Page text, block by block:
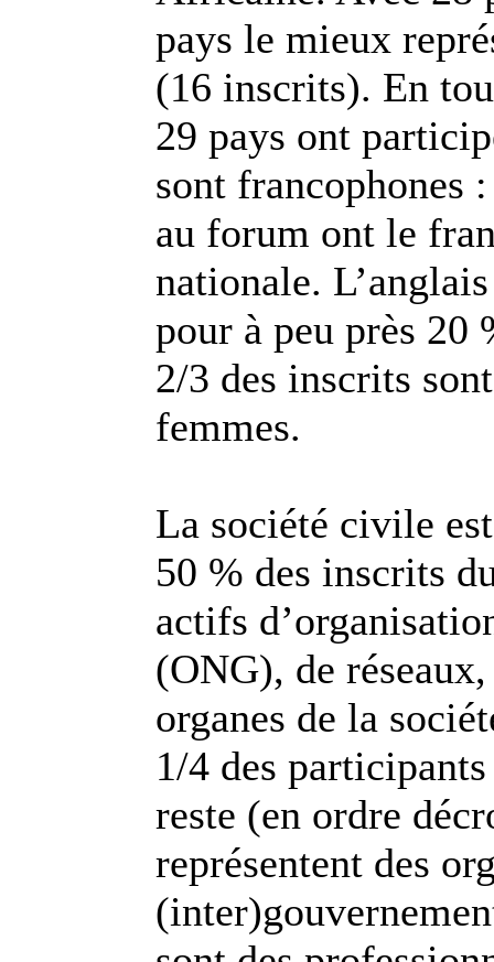
pays le mieux
(16 inscrits). En
29 pays ont
sont francophones
au forum ont le
nationale.
pour à peu près 20
2/3 des inscrits
femmes.
La société civile
50 % des inscrits
actifs
(ONG), de
organes de la
1/4 des
reste (en ordre
représentent des